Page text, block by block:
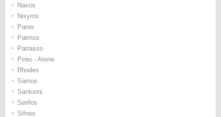
• Naxos
• Nisyros
• Paros
• Patmos
• Patrasso
• Pireo - Atene
• Rhodes
• Samos
• Santorini
• Serifos
• Sifnos